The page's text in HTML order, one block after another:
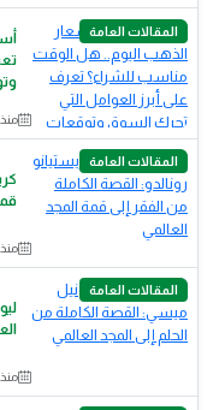
المقالات العامة
المقالات العامة
المقالات العامة